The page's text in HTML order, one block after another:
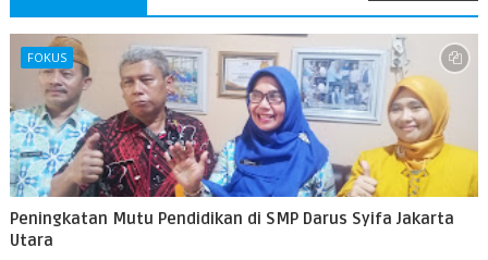
FOKUS
Peningkatan Mutu Pendidikan di SMP Darus Syifa Jakarta
Utara